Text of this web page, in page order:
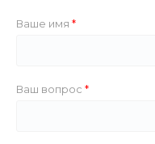
Ваше имя
Ваш вопрос